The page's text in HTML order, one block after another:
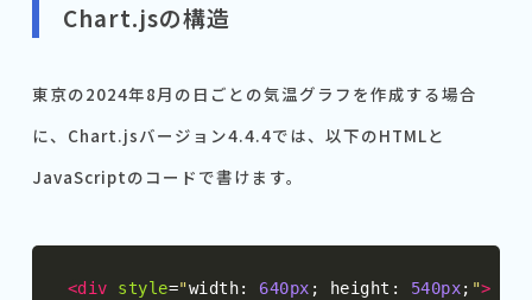
Chart.jsの構造
東京の2024年8月の日ごとの気温グラフを作成する場合
に、Chart.jsバージョン4.4.4では、以下のHTMLと
JavaScriptのコードで書けます。
<div style="width: 640px ; height : 540px; ">